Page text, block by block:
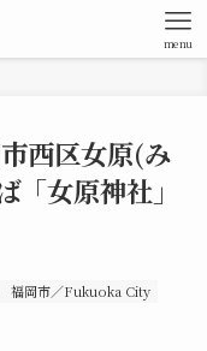
menu
西区女原(み
「女原神社」
福岡市／Fukuoka City